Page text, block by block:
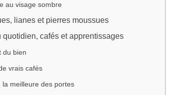
au visage sombre
lianes et pierres moussues
cafés et apprentissages
du bien
vrais cafés
meilleure des portes